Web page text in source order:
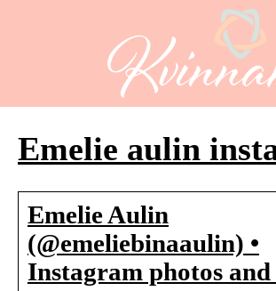
Emelie aulin
Emelie Aulin
(@emeliebinaaulin) •
Instagram photos and